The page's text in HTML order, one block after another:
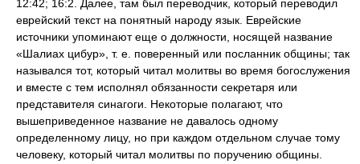
12:42; 16:2. Далее, там был переводчик, который переводил
еврейский текст на понятный народу язык. Еврейские
источники упоминают еще о должности, носящей название
«Шалиах цибур», т. е. поверенный или посланник общины; так
назывался тот, который читал молитвы во время богослужения
и вместе с тем исполнял обязанности секретаря или
представителя синагоги. Некоторые полагают, что
вышеприведенное название не давалось одному
определенному лицу, но при каждом отдельном случае тому
человеку, который читал молитвы по поручению общины.